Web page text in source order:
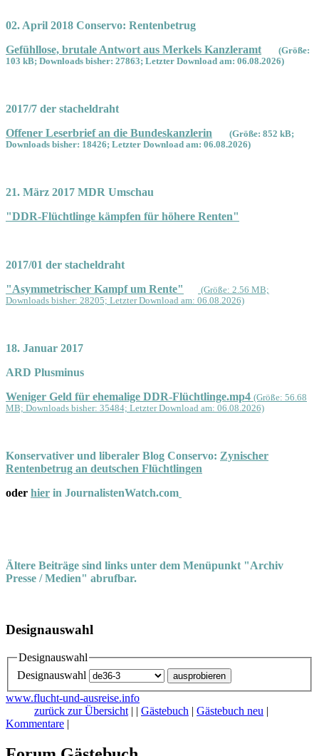
02. April 2018 Conservo: Rentenbetrug
Gefühllose, brutale Antwort aus Merkels Kanzleramt
(Größe:
103 kB; Downloads bisher: 27863; Letzter Download am: 06.08.2026)
2017/7 der stacheldraht
Offener Leserbrief an die Bundeskanzlerin
(Größe: 852 kB;
Downloads bisher: 18426; Letzter Download am: 06.08.2026)
21. März 2017 MDR Umschau
"DDR-Flüchtlinge kämpfen für höhere Renten"
2017/01 der stacheldraht
"Asymmetrischer Kampf um Rente"
(Größe: 2.56 MB;
Downloads bisher: 28205; Letzter Download am: 06.08.2026)
18. Januar 2017
ARD Plusminus
Weniger Geld für ehemalige DDR-Flüchtlinge.mp4 (Größe: 56.68
MB; Downloads bisher: 35484; Letzter Download am: 06.08.2026)
Konservativer und liberaler Blog Conservo: Zynischer
Rentenbetrug an deutschen Flüchtlingen
oder hier in JournalistenWatch.com
Ältere Beiträge sind links unter dem Menüpunkt "Archiv
Presse / Medien" abrufbar.
Designauswahl
Designauswahl
Designauswahl
www.flucht-und-ausreise.info
zurück zur Übersicht | | Gästebuch | Gästebuch neu |
Kommentare |